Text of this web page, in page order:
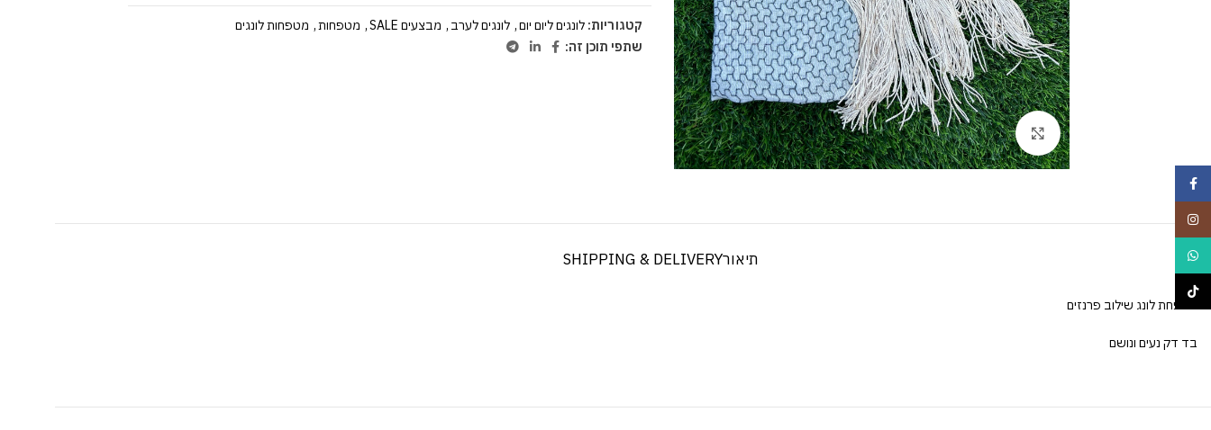
Click to enlarge
קטגוריות: לונגים ליום יום, לונגים לערב , מבצעים SALE , מטפחות, מטפחות לונגים
שתפי תוכן זה:
תיאורSHIPPING & DELIVERY
מטפחת לונג שילוב פרנזים
בד דק נעים ונושם
Instagram